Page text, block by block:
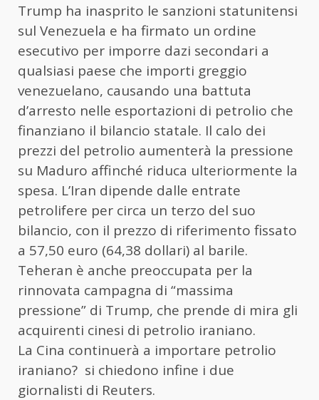
Trump ha inasprito le sanzioni statunitensi
sul Venezuela e ha firmato un ordine
esecutivo per imporre dazi secondari a
qualsiasi paese che importi greggio
venezuelano, causando una battuta
d’arresto nelle esportazioni di petrolio che
finanziano il bilancio statale. Il calo dei
prezzi del petrolio aumenterà la pressione
su Maduro affinché riduca ulteriormente la
spesa. L’Iran dipende dalle entrate
petrolifere per circa un terzo del suo
bilancio, con il prezzo di riferimento fissato
a 57,50 euro (64,38 dollari) al barile.
Teheran è anche preoccupata per la
rinnovata campagna di “massima
pressione” di Trump, che prende di mira gli
acquirenti cinesi di petrolio iraniano.
La Cina continuerà a importare petrolio
iraniano? si chiedono infine i due
giornalisti di Reuters.